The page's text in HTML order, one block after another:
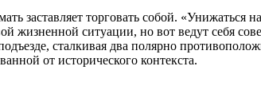
заставляет торговать собой. «Унижаться
жизненной ситуации, но вот ведут себя
сталкивая два полярно
от исторического контекста.